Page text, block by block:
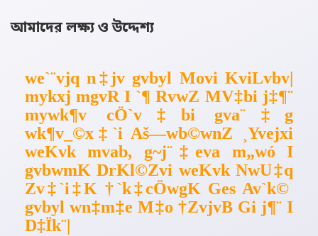
আমাদের লক্ষ্য ও উদ্দেশ্য
we`¨vjq n‡jv gvbyl Movi KviLvbv|
mykxj mgvR I `¶ RvwZ MV‡bi j‡¶¨
mywk¶v cÖ`v‡bi gva¨‡g
wk¶v_©x‡`i Aš—wb©wnZ ¸Yvejxi
weKvk mvab, g~j¨‡eva m„wó I
gvbwmK DrKl©Zvi weKvk NwU‡q
Zv‡`i‡K †`k‡cÖwgK Ges Av`k©
gvbyl wn‡m‡e M‡o †ZvjvB Gi j¶¨ I
D‡Ïk¨|